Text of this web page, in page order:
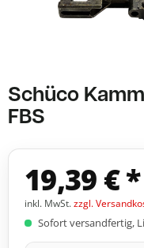
Schüco
FBS
19,39 € *
inkl. MwSt.zzgl.
Sofort versandfertig,